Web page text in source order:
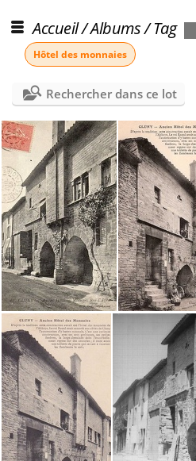
Accueil/Albums/Tag
Hôtel des monnaies
Rechercher dans ce lot